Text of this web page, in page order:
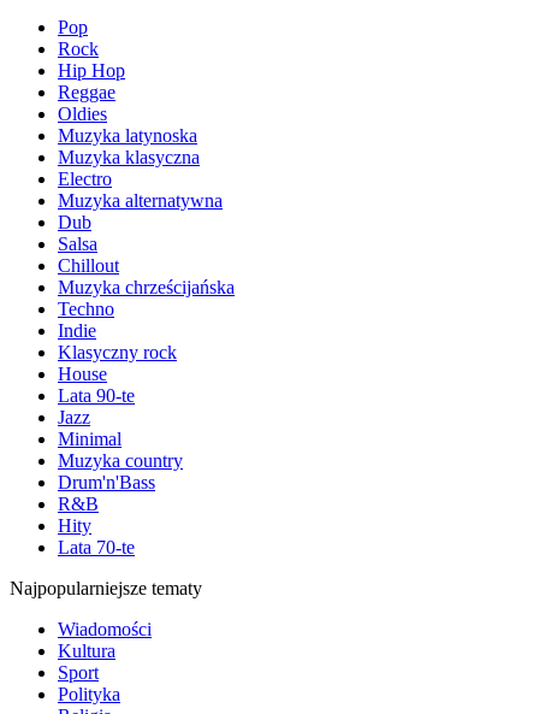
Pop
Rock
Hip Hop
Reggae
Oldies
Muzyka latynoska
Muzyka klasyczna
Electro
Muzyka alternatywna
Dub
Salsa
Chillout
Muzyka chrześcijańska
Techno
Indie
Klasyczny rock
House
Lata 90-te
Jazz
Minimal
Muzyka country
Drum'n'Bass
R&B
Hity
Lata 70-te
Najpopularniejsze tematy
Wiadomości
Kultura
Sport
Polityka